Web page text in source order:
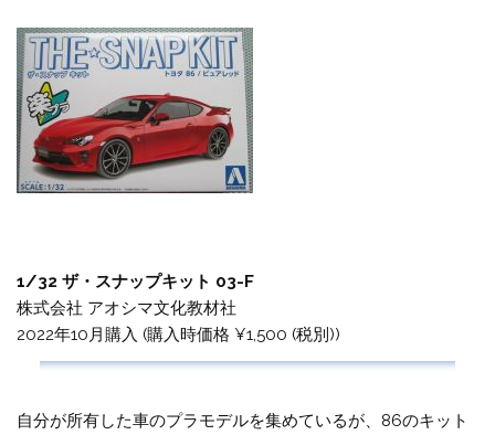
1/32 ザ・スナップキット 03-F
株式会社 アオシマ文化教材社
2022年10月購入 (購入時価格 ¥1,500 (税別))
自分が所有した車のプラモデルを集めているが、86のキット